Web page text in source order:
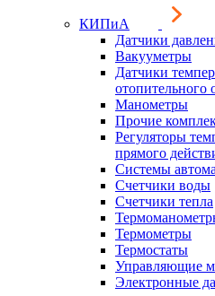
КИПиА
Датчики
Вакууметры
Датчики
отопительного
Манометры
Прочие
Регуляторы
прямого
Системы
Счетчики воды
Счетчики тепла
Термометры
Термостаты
Управляющие
Электронные